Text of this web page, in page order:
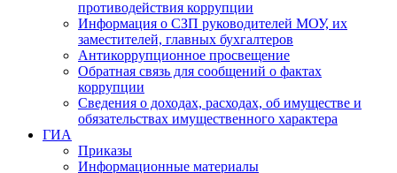
противодействия коррупции
Информация о СЗП руководителей МОУ, их
заместителей, главных бухгалтеров
Антикоррупционное просвещение
Обратная связь для сообщений о фактах
коррупции
Сведения о доходах, расходах, об имуществе и
обязательствах имущественного характера
ГИА
Приказы
Информационные материалы